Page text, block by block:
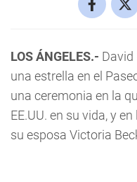
LOS ÁNGELES.- David
una estrella en el
una ceremonia en la
EE.UU. en su vida, y
su esposa Victoria